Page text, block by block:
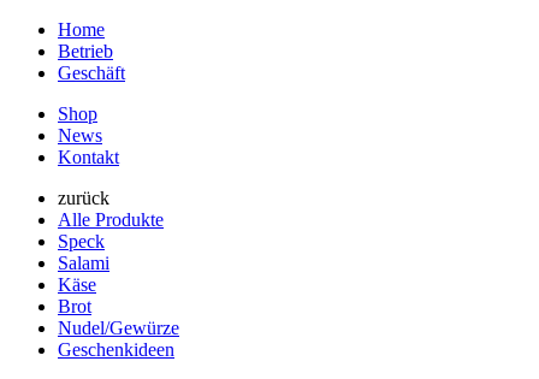
Home
Betrieb
Geschäft
Shop
News
Kontakt
zurück
Alle Produkte
Speck
Salami
Käse
Brot
Nudel/Gewürze
Geschenkideen